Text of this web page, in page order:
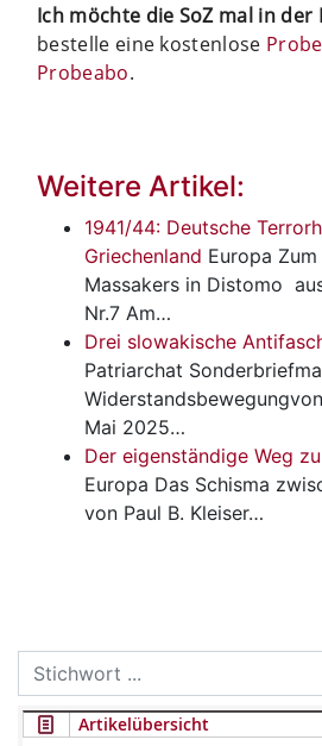
Ich möchte die SoZ mal in der
bestelle eine kostenlose
Probeabo.
Weitere Artikel:
1941/44: Deutsche
Griechenland Europa
Massakers in Distomo
Nr.7 Am…
Drei slowakische
Patriarchat
Mai 2025…
Der eigenständige Weg
Europa Das Schisma
von Paul B. Kleiser…
Search
for:
Artikelübersicht